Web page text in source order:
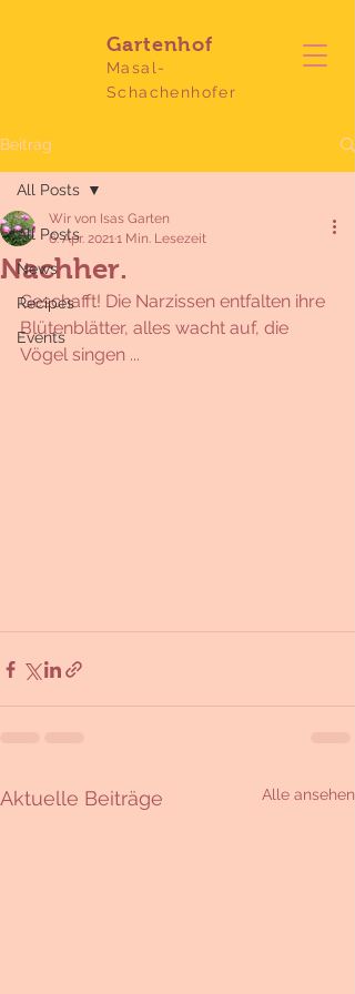
Gartenhof
Masal-
Schachenhofer
Beitrag
All Posts
News
Recipes
Events
All Posts
Nachher.
Wir von Isas Garten
6. Apr. 20211 Min. Lesezeit
Geschafft! Die Narzissen entfalten ihre
Blütenblätter, alles wacht auf, die
Vögel singen ...
Aktuelle Beiträge Alle ansehen